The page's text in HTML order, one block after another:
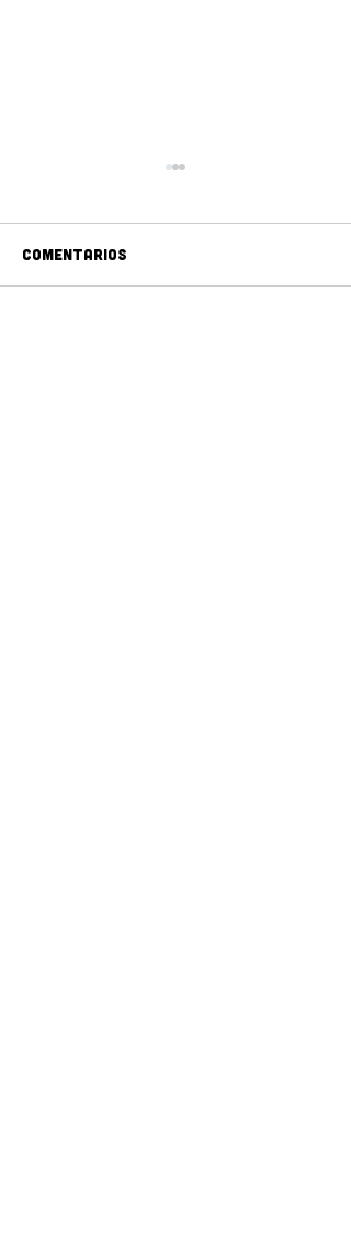
Comentarios